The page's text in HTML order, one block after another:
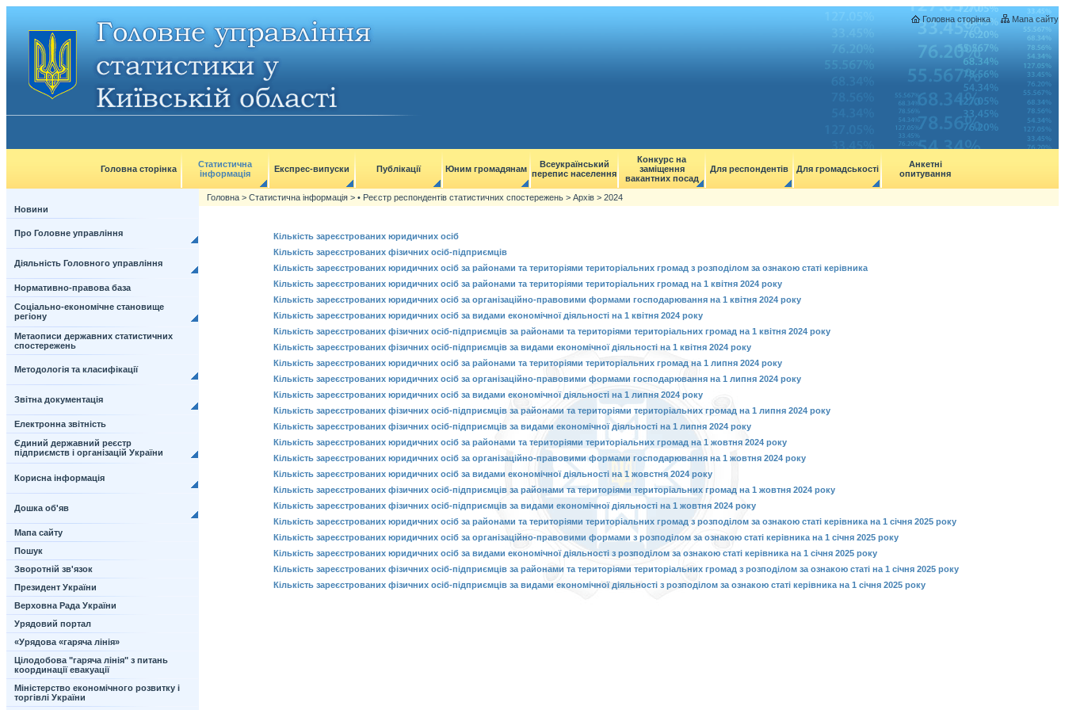
Головна сторінка Мапа сайту
Головна сторінка
Статистична
інформація
Експрес-випуски Публікації Юним громадянам
Всеукраїнський
перепис населення
Конкурс на
заміщення
вакантних посад
Для респондентів Для громадськості
Анкетні
опитування
Новини
Про Головне управління
Діяльність Головного управління
Нормативно-правова база
Соціально-економічне становище
регіону
Метаописи державних статистичних
спостережень
Методологія та класифікації
Звітна документація
Електронна звітність
Єдиний державний реєстр
підприємств і організацій України
Корисна інформація
Дошка об'яв
Мапа сайту
Пошук
Зворотній зв'язок
Президент України
Верховна Рада України
Урядовий портал
«Урядова «гаряча лінія»
Цілодобова "гаряча лінія" з питань
координації евакуації
Міністерство економічного розвитку і
торгівлі України
Головна > Статистична інформація > • Реєстр респондентів статистичних спостережень > Архів > 2024
Кількість зареєстрованих юридичних осіб
Кількість зареєстрованих фізичних осіб-підприємців
Кількість зареєстрованих юридичних осіб за районами та територіями територіальних громад з розподілом за ознакою статі керівника
Кількість зареєстрованих юридичних осіб за районами та територіями територіальних громад на 1 квітня 2024 року
Кількість зареєстрованих юридичних осіб за організаційно-правовими формами господарювання на 1 квітня 2024 року
Кількість зареєстрованих юридичних осіб за видами економічної діяльності на 1 квітня 2024 року
Кількість зареєстрованих фізичних осіб-підприємців за районами та територіями територіальних громад на 1 квітня 2024 року
Кількість зареєстрованих фізичних осіб-підприємців за видами економічної діяльності на 1 квітня 2024 року
Кількість зареєстрованих юридичних осіб за районами та територіями територіальних громад на 1 липня 2024 року
Кількість зареєстрованих юридичних осіб за організаційно-правовими формами господарювання на 1 липня 2024 року
Кількість зареєстрованих юридичних осіб за видами економічної діяльності на 1 липня 2024 року
Кількість зареєстрованих фізичних осіб-підприємців за районами та територіями територіальних громад на 1 липня 2024 року
Кількість зареєстрованих фізичних осіб-підприємців за видами економічної діяльності на 1 липня 2024 року
Кількість зареєстрованих юридичних осіб за районами та територіями територіальних громад на 1 жовтня 2024 року
Кількість зареєстрованих юридичних осіб за організаційно-правовими формами господарювання на 1 жовтня 2024 року
Кількість зареєстрованих юридичних осіб за видами економічної діяльності на 1 жовстня 2024 року
Кількість зареєстрованих фізичних осіб-підприємців за районами та територіями територіальних громад на 1 жовтня 2024 року
Кількість зареєстрованих фізичних осіб-підприємців за видами економічної діяльності на 1 жовтня 2024 року
Кількість зареєстрованих юридичних осіб за районами та територіями територіальних громад з розподілом за ознакою статі керівника на 1 січня 2025 року
Кількість зареєстрованих юридичних осіб за організаційно-правовими формами з розподілом за ознакою статі керівника на 1 січня 2025 року
Кількість зареєстрованих юридичних осіб за видами економічної діяльності з розподілом за ознакою статі керівника на 1 січня 2025 року
Кількість зареєстрованих фізичних осіб-підприємців за районами та територіями територіальних громад з розподілом за ознакою статі на 1 січня 2025 року
Кількість зареєстрованих фізичних осіб-підприємців за видами економічної діяльності з розподілом за ознакою статі керівника на 1 січня 2025 року